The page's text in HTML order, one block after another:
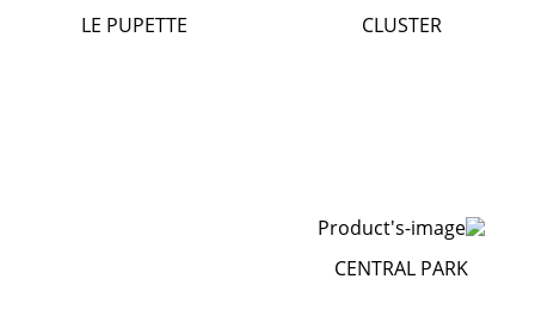
CLUSTER
LE PUPETTE
CENTRAL PARK